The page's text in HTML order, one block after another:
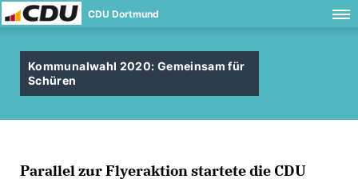
CDU Dortmund
Kommunalwahl 2020: Gemeinsam für
Schüren
Parallel zur Flyeraktion startete die CDU